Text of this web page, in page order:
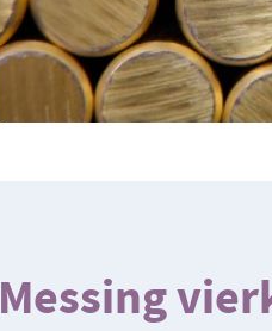
Messing